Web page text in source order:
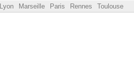
Lyon Marseille Paris Rennes Toulouse